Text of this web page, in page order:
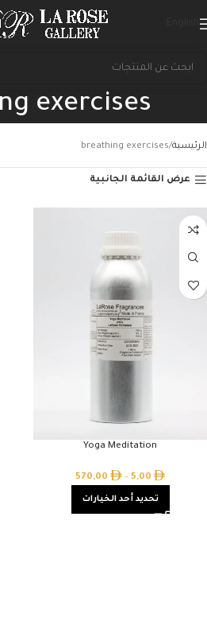
exercises
الرئيسية breathing exercises
عرض القائمة الجانبية
Yoga Meditation
5,00
–
570,00
تحديد أحد الخيارات